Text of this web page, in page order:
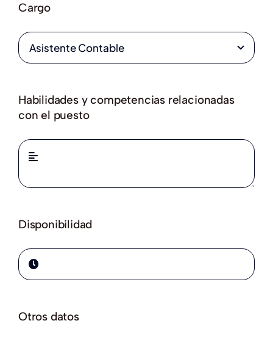
Cargo
Habilidades y competencias relacionadas
con el puesto
Disponibilidad
Otros datos